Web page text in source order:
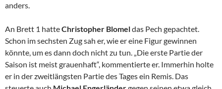
anders.
An Brett 1 hatteChristopher Blomeldas Pech gepachtet.
Schon im sechsten Zug sah er, wie er eine Figur gewinnen
könnte, um es dann doch nicht zu tun. „Die erste Partie der
Saison ist meist grauenhaft“, kommentierte er. Immerhin holte
er in der zweitlängsten Partie des Tages ein Remis. Das